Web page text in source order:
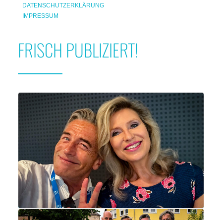
DATENSCHUTZERKLÄRUNG
IMPRESSUM
FRISCH PUBLIZIERT!